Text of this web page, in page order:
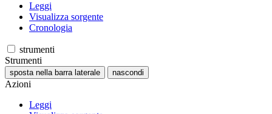
Leggi
Visualizza sorgente
Cronologia
strumenti
Strumenti
sposta nella barra laterale nascondi
Azioni
Leggi